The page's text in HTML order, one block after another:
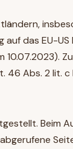
das EU-
10.07.2023).
Abs. 2 lit. c
Beim